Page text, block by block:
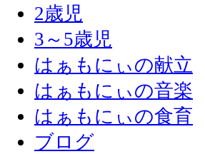
2歳児
3～5歳児
はぁもにぃの献立
はぁもにぃの音楽
はぁもにぃの食育
ブログ